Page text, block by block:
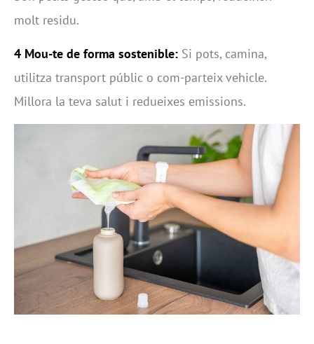
molt residu.
4 Mou-te de forma sostenible: Si pots, camina,
utilitza transport públic o com-parteix vehicle.
Millora la teva salut i redueixes emissions.